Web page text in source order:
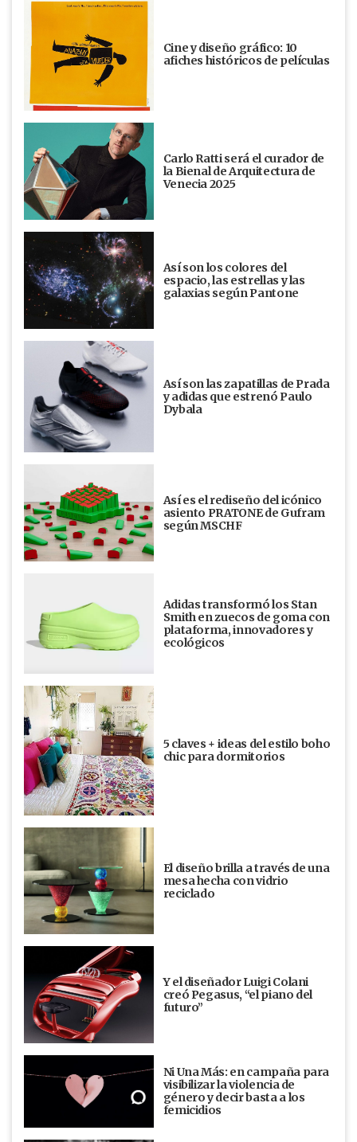
Cine y diseño gráfico: 10
afiches históricos de películas
Carlo Ratti será el curador de
la Bienal de Arquitectura de
Venecia 2025
Así son los colores del
espacio, las estrellas y las
galaxias según Pantone
Así son las zapatillas de Prada
y adidas que estrenó Paulo
Dybala
Así es el rediseño del icónico
asiento PRATONE de Gufram
según MSCHF
Adidas transformó los Stan
Smith en zuecos de goma con
plataforma, innovadores y
ecológicos
5 claves + ideas del estilo boho
chic para dormitorios
El diseño brilla a través de una
mesa hecha con vidrio
reciclado
Y el diseñador Luigi Colani
creó Pegasus, “el piano del
futuro”
Ni Una Más: en campaña para
visibilizar la violencia de
género y decir basta a los
femicidios